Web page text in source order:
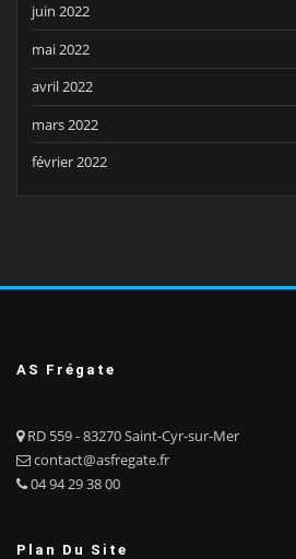
juin 2022
mai 2022
avril 2022
mars 2022
février 2022
AS Frégate
RD 559 - 83270 Saint-Cyr-sur-Mer
contact@asfregate.fr
04 94 29 38 00
Plan Du Site